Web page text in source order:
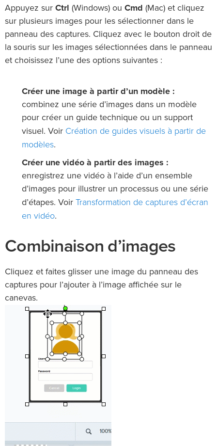
Appuyez sur Ctrl (Windows) ou Cmd (Mac) et cliquez
sur plusieurs images pour les sélectionner dans le
panneau des captures. Cliquez avec le bouton droit de
la souris sur les images sélectionnées dans le panneau
et choisissez l’une des options suivantes :
Créer une image à partir d’un modèle :
combinez une série d’images dans un modèle
pour créer un guide technique ou un support
visuel. Voir Création de guides visuels à partir de
modèles.
Créer une vidéo à partir des images :
enregistrez une vidéo à l’aide d’un ensemble
d’images pour illustrer un processus ou une série
d’étapes. Voir Transformation de captures d’écran
en vidéo.
Combinaison d’images
Cliquez et faites glisser une image du panneau des
captures pour l’ajouter à l’image affichée sur le
canevas.